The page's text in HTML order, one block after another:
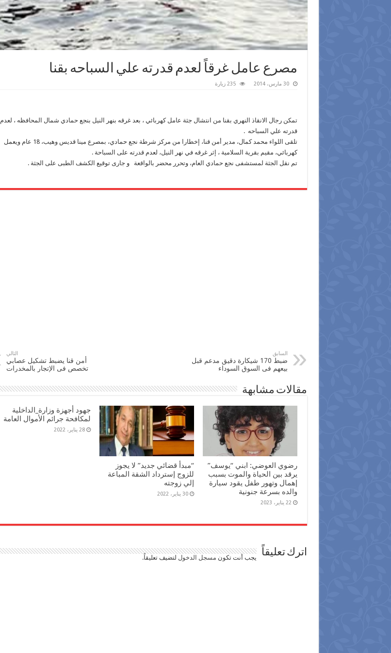
مصرع عامل غرقاً لعدم قدرته علي السباحه بقنا
30 مارس، 2014 235 زيارة
تمكن رجال الانقاذ النهري بقنا من انتشال جثة عامل كهربائي ، بعد غرقه بنهر النيل بنجع حمادي شمال المحافظه ، لعدم
قدرته علي السباحه .
تلقى اللواء محمد كمال، مدير أمن قنا، إخطارا من مركز شرطة نجع حمادي، بمصرع مينا قديس وهيب، 18 عام ويعمل
كهربائي، مقيم بقرية السلامية ، إثر غرقه في نهر النيل، لعدم قدرته على السباحة .
تم نقل الجثة لمستشفى نجع حمادي العام، وتحرر محضر بالواقعة و جارى توقيع الكشف الطبى على الجثة .
السابق
ضبط 170 شيكارة دقيق مدعم قبل
بيعهم فى السوق السوداء
التالي
أمن قنا يضبط تشكيل عصابي
تخصص فى الإتجار بالمخدرات
مقالات مشابهة
رضوي العوضي: ابني “يوسف”
يرقد بين الحياة والموت بسبب
إهمال وتهور طفل يقود سيارة
والده بسرعة جنونية
22 يناير، 2023
“مبدأ قضائي جديد” لا يجوز
للزوج إسترداد الشقة المباعة
إلي زوجته
30 يناير، 2022
جهود أجهزة وزارة_الداخلية
لمكافحة جرائم الأموال العامة
28 يناير، 2022
اترك تعليقاً يجب أنت تكون مسجل الدخول لتضيف تعليقاً.